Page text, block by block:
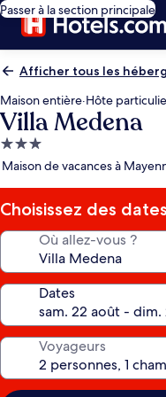
Passer à la section principale
Afficher tous les
Maison entière·Hôte
Villa Medena
Hébergement
3.0 étoiles
Maison de vacances à
Choisissez des
Où allez-vous ?
Dates
Voyageurs